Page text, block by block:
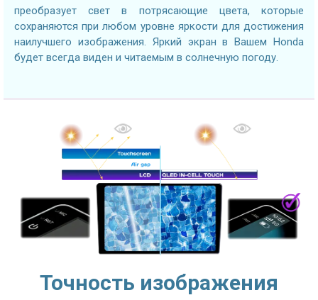
преобразует свет в потрясающие цвета, которые
сохраняются при любом уровне яркости для достижения
наилучшего изображения. Яркий экран в Вашем Honda
будет всегда виден и читаемым в солнечную погоду.
Точность изображения